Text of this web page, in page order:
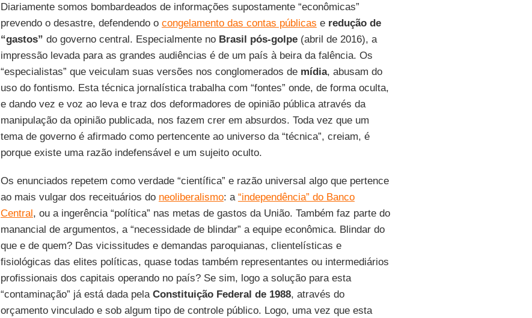
Diariamente somos bombardeados de informações supostamente “econômicas”
prevendo o desastre, defendendo o congelamento das contas públicas e redução de
“gastos” do governo central. Especialmente no Brasil pós-golpe(abril de 2016), a
impressão levada para as grandes audiências é de um país à beira da falência. Os
“especialistas” que veiculam suas versões nos conglomerados de mídia, abusam do
uso do fontismo. Esta técnica jornalística trabalha com “fontes” onde, de forma oculta,
e dando vez e voz ao leva e traz dos deformadores de opinião pública através da
manipulação da opinião publicada, nos fazem crer em absurdos. Toda vez que um
tema de governo é afirmado como pertencente ao universo da “técnica”, creiam, é
porque existe uma razão indefensável e um sujeito oculto.
Os enunciados repetem como verdade “científica” e razão universal algo que pertence
ao mais vulgar dos receituários do neoliberalismo: a “independência” do Banco
Central, ou a ingerência “política” nas metas de gastos da União. Também faz parte do
manancial de argumentos, a “necessidade de blindar” a equipe econômica. Blindar do
que e de quem? Das vicissitudes e demandas paroquianas, clientelísticas e
fisiológicas das elites políticas, quase todas também representantes ou intermediários
profissionais dos capitais operando no país? Se sim, logo a solução para esta
“contaminação” já está dada pela Constituição Federal de 1988, através do
orçamento vinculado e sob algum tipo de controle público. Logo, uma vez que esta